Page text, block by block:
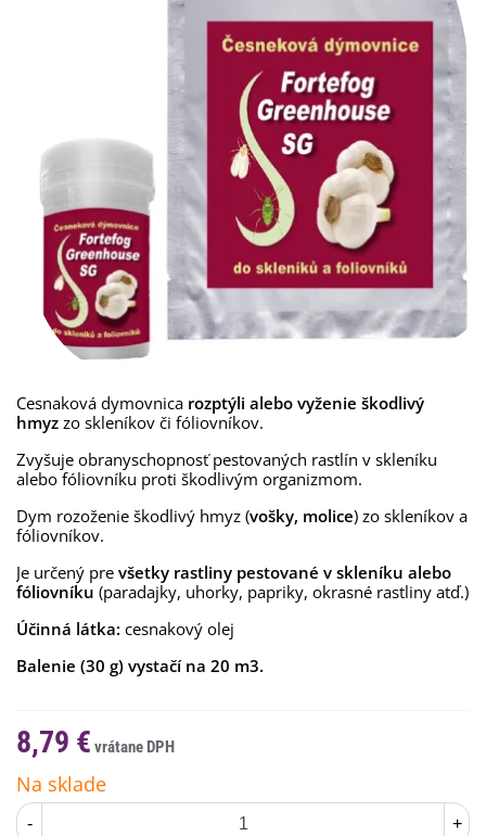
Cesnaková dymovnica rozptýli alebo vyženie škodlivý
hmyz zo skleníkov či fóliovníkov.
Zvyšuje obranyschopnosť pestovaných rastlín v skleníku
alebo fóliovníku proti škodlivým organizmom.
Dym rozoženie škodlivý hmyz (vošky, molice) zo skleníkov a
fóliovníkov.
Je určený pre všetky rastliny pestované v skleníku alebo
fóliovníku (paradajky, uhorky, papriky, okrasné rastliny atď.)
Účinná látka: cesnakový olej
Balenie (30 g) vystačí na 20 m3.
8,79 €
Na sklade
- +